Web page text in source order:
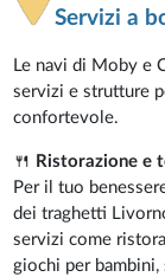
Servizi a
Le navi di Moby e
servizi e strutture
confortevole.
🍴 Ristorazione e
Per il tuo
dei traghetti
servizi come
giochi per